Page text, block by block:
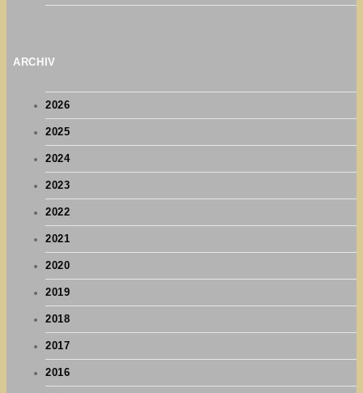
ARCHIV
2026
2025
2024
2023
2022
2021
2020
2019
2018
2017
2016